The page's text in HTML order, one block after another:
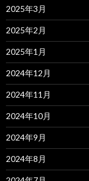
2025年3月
2025年2月
2025年1月
2024年12月
2024年11月
2024年10月
2024年9月
2024年8月